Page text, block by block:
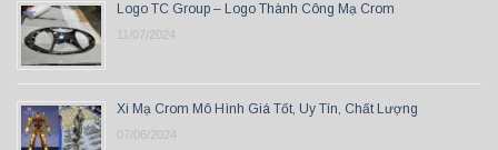
Logo TC Group – Logo Thành Công Mạ Crom
11/07/2024
Xi Mạ Crom Mô Hình Giá Tốt, Uy Tín, Chất Lượng
07/06/2024